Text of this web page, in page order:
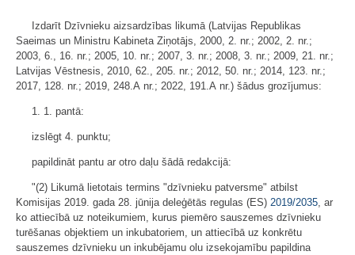
Izdarīt Dzīvnieku aizsardzības likumā (Latvijas Republikas
Saeimas un Ministru Kabineta Ziņotājs, 2000, 2. nr.; 2002, 2. nr.;
2003, 6., 16. nr.; 2005, 10. nr.; 2007, 3. nr.; 2008, 3. nr.; 2009, 21. nr.;
Latvijas Vēstnesis, 2010, 62., 205. nr.; 2012, 50. nr.; 2014, 123. nr.;
2017, 128. nr.; 2019, 248.A nr.; 2022, 191.A nr.) šādus grozījumus:
1. 1. pantā:
izslēgt 4. punktu;
papildināt pantu ar otro daļu šādā redakcijā:
"(2) Likumā lietotais termins "dzīvnieku patversme" atbilst
Komisijas 2019. gada 28. jūnija deleģētās regulas (ES) 2019/2035, ar
ko attiecībā uz noteikumiem, kurus piemēro sauszemes dzīvnieku
turēšanas objektiem un inkubatoriem, un attiecībā uz konkrētu
sauszemes dzīvnieku un inkubējamu olu izsekojamību papildina